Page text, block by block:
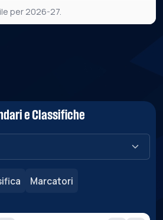
per 2026-27.
e Classifiche
Marcatori